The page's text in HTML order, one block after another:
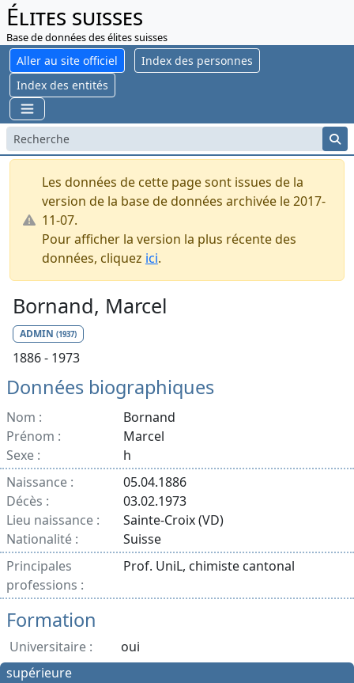
Élites suisses
Base de données des élites suisses
Aller au site officiel
Index des personnes
Index des entités
Les données de cette page sont issues de la
version de la base de données archivée le 2017-
11-07.
Pour afficher la version la plus récente des
données, cliquez ici.
Bornand, Marcel
ADMIN (1937)
1886 - 1973
Données biographiques
Nom :
Bornand
Prénom :
Marcel
Sexe :
h
Naissance :
05.04.1886
Décès :
03.02.1973
Lieu naissance :
Sainte-Croix (VD)
Nationalité :
Suisse
Principales
professions :
Prof. UniL, chimiste cantonal
Formation
Universitaire :
oui
supérieure